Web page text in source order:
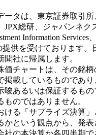
ータは、東京証券取引所
JPX総研、ジャパンネク
Information Services
提供を受けております。
社に帰属します。
価チャートは、その銘
掲載しているものであ
唆あるいは保証するもの
のではありません。
ける「サプライズ決算」
かという観点から、発
社の本決算か各四半期